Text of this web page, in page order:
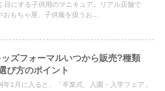
目にする子供用のマニキュア。リアル店舗で
おもちゃ屋、子供服を扱うお...
ッズフォーマルいつから販売?種類
び方のポイント
年1月に入ると、「卒業式、入園・入学フェア」